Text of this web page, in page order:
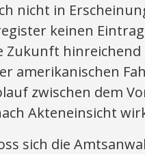
nicht in
keinen
hinreichend
amerikanischen
zwischen dem
Akteneinsicht
sich die